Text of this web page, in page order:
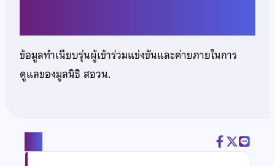
ข้อมูลทำเนียบรุ่นผู้เข้าร่วมแข่งขันและค่ายภายในการ
ดูแลของมูลนิธิ สอวน.